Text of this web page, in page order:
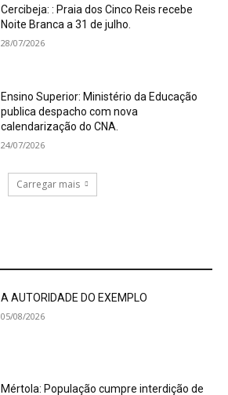
Cercibeja: : Praia dos Cinco Reis recebe
Noite Branca a 31 de julho.
28/07/2026
Ensino Superior: Ministério da Educação
publica despacho com nova
calendarização do CNA.
24/07/2026
Carregar mais
A AUTORIDADE DO EXEMPLO
05/08/2026
Mértola: População cumpre interdição de